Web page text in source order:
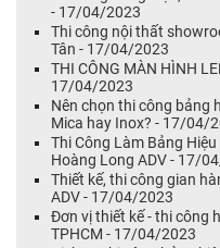
- 17/04/2023
Thi công nội thất
Tân - 17/04/2023
THI CÔNG MÀN HÌNH
17/04/2023
Nên chọn thi công bảng
Mica hay Inox? - 17/04/
Thi Công Làm Bảng
Hoàng Long ADV - 17/
Thiết kế, thi công gian
ADV - 17/04/2023
Đơn vị thiết kế - thi công
TPHCM - 17/04/2023